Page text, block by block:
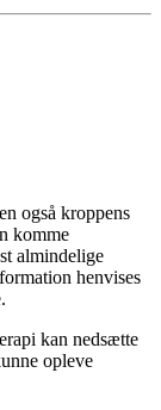
også kroppens
komme
almindelige
henvises
kan nedsætte
opleve